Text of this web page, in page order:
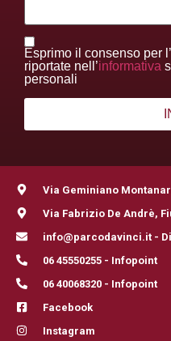
Esprimo il consenso per
riportate nell’informativa
personali
Via Geminiano
Via Fabrizio De Andrè,
info@parcodavinci.it -
06 45550255 - Infopoint
06 40068320 - Infopoint
Facebook
Instagram